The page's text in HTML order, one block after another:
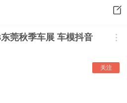
莞秋季车展 车模抖音
关注